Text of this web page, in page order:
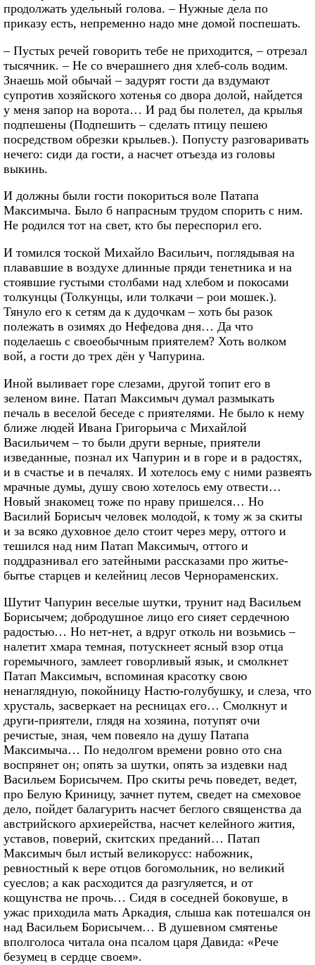
продолжать удельный голова. – Нужные дела по
приказу есть, непременно надо мне домой поспешать.
– Пустых речей говорить тебе не приходится, – отрезал
тысячник. – Не со вчерашнего дня хлеб-соль водим.
Знаешь мой обычай – задурят гости да вздумают
супротив хозяйского хотенья со двора долой, найдется
у меня запор на ворота… И рад бы полетел, да крылья
подпешены (Подпешить – сделать птицу пешею
посредством обрезки крыльев.). Попусту разговаривать
нечего: сиди да гости, а насчет отъезда из головы
выкинь.
И должны были гости покориться воле Патапа
Максимыча. Было б напрасным трудом спорить с ним.
Не родился тот на свет, кто бы переспорил его.
И томился тоской Михайло Васильич, поглядывая на
плававшие в воздухе длинные пряди тенетника и на
стоявшие густыми столбами над хлебом и покосами
толкунцы (Толкунцы, или толкачи – рои мошек.).
Тянуло его к сетям да к дудочкам – хоть бы разок
полежать в озимях до Нефедова дня… Да что
поделаешь с своеобычным приятелем? Хоть волком
вой, а гости до трех дён у Чапурина.
Иной выливает горе слезами, другой топит его в
зеленом вине. Патап Максимыч думал размыкать
печаль в веселой беседе с приятелями. Не было к нему
ближе людей Ивана Григорьича с Михайлой
Васильичем – то были други верные, приятели
изведанные, познал их Чапурин и в горе и в радостях,
и в счастье и в печалях. И хотелось ему с ними развеять
мрачные думы, душу свою хотелось ему отвести…
Новый знакомец тоже по нраву пришелся… Но
Василий Борисыч человек молодой, к тому ж за скиты
и за всяко духовное дело стоит через меру, оттого и
тешился над ним Патап Максимыч, оттого и
поддразнивал его затейными рассказами про житье-
бытье старцев и келейниц лесов Чернораменских.
Шутит Чапурин веселые шутки, трунит над Васильем
Борисычем; добродушное лицо его сияет сердечною
радостью… Но нет-нет, а вдруг отколь ни возьмись –
налетит хмара темная, потускнеет ясный взор отца
горемычного, замлеет говорливый язык, и смолкнет
Патап Максимыч, вспоминая красотку свою
ненаглядную, покойницу Настю-голубушку, и слеза, что
хрусталь, засверкает на ресницах его… Смолкнут и
други-приятели, глядя на хозяина, потупят очи
речистые, зная, чем повеяло на душу Патапа
Максимыча… По недолгом времени ровно ото сна
воспрянет он; опять за шутки, опять за издевки над
Васильем Борисычем. Про скиты речь поведет, ведет,
про Белую Криницу, зачнет путем, сведет на смеховое
дело, пойдет балагурить насчет беглого священства да
австрийского архиерейства, насчет келейного жития,
уставов, поверий, скитских преданий… Патап
Максимыч был истый великорусс: набожник,
ревностный к вере отцов богомольник, но великий
суеслов; а как расходится да разгуляется, и от
кощунства не прочь… Сидя в соседней боковуше, в
ужас приходила мать Аркадия, слыша как потешался он
над Васильем Борисычем… В душевном смятенье
вполголоса читала она псалом царя Давида: «Рече
безумец в сердце своем».